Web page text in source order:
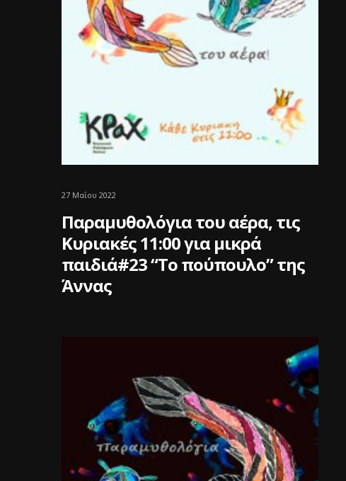
27 Μαΐου 2022
Παραμυθολόγια του αέρα, τις
Κυριακές 11:00 για μικρά
παιδιά#23 “Το πούπουλο” της
Άννας